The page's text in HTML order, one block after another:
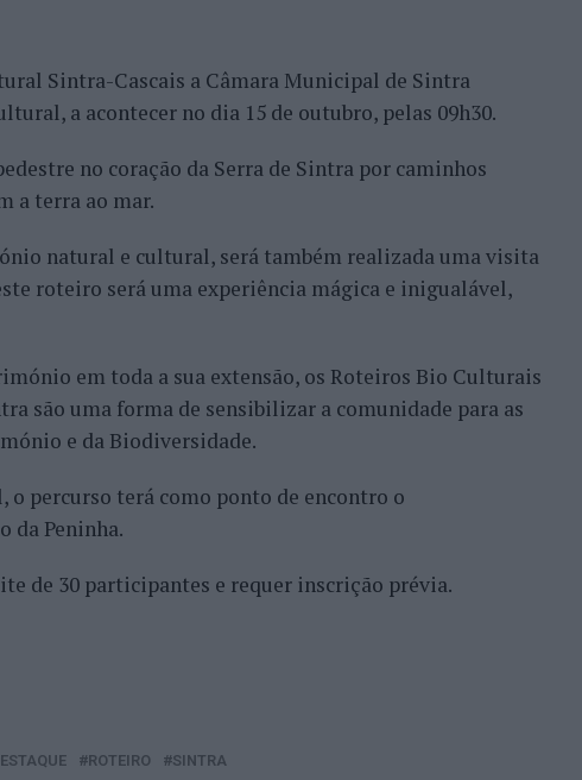
Sintra-Cascais a Câmara Municipal de Sintra
a acontecer no dia 15 de outubro, pelas 09h30.
no coração da Serra de Sintra por caminhos
a terra ao mar.
natural e cultural, será também realizada uma visita
roteiro será uma experiência mágica e inigualável,
em toda a sua extensão, os Roteiros Bio Culturais
são uma forma de sensibilizar a comunidade para as
e da Biodiversidade.
o percurso terá como ponto de encontro o
da Peninha.
de 30 participantes e requer inscrição prévia.
ROTEIRO SINTRA